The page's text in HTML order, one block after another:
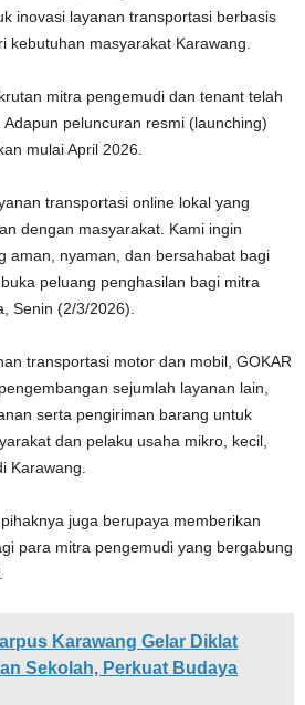
inovasi layanan transportasi berbasis
kebutuhan masyarakat Karawang.
mitra pengemudi dan tenant telah
peluncuran resmi (launching)
mulai April 2026.
transportasi online lokal yang
dengan masyarakat. Kami ingin
aman, nyaman, dan bersahabat bagi
peluang penghasilan bagi mitra
Senin (2/3/2026).
transportasi motor dan mobil, GOKAR
sejumlah layanan lain,
serta pengiriman barang untuk
dan pelaku usaha mikro, kecil,
Karawang.
juga berupaya memberikan
para mitra pengemudi yang bergabung
Karawang Gelar Diklat
Sekolah, Perkuat Budaya